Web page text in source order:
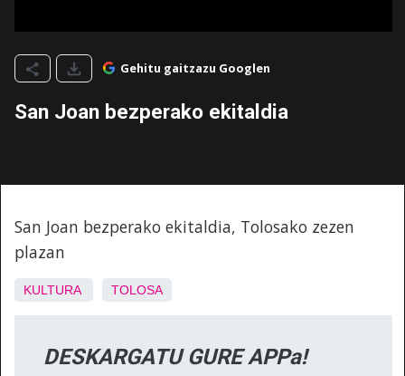
Gehitu gaitzazu Googlen
San Joan bezperako ekitaldia
San Joan bezperako ekitaldia, Tolosako zezen
plazan
KULTURA TOLOSA
DESKARGATU GURE APPa!